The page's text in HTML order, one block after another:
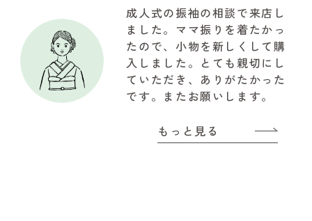
以上の写真が取れて大満足で
した。関わって下さいました
『やまと』のスタッフの皆様
に感謝でいっぱいです!!!有難
うございました
成人式の振袖の相談で来店し
ました。ママ振りを着たかっ
たので、小物を新しくして購
入しました。とても親切にし
ていただき、ありがたかった
です。またお願いします。
もっと見る